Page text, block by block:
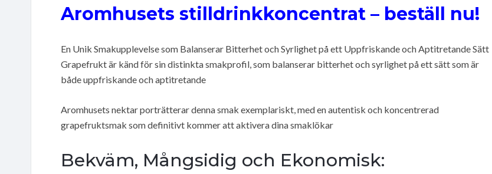
Aromhusets stilldrinkkoncentrat – beställ nu!
En Unik Smakupplevelse som Balanserar Bitterhet och Syrlighet på ett Uppfriskande och Aptitretande Sätt
Grapefrukt är känd för sin distinkta smakprofil, som balanserar bitterhet och syrlighet på ett sätt som är
både uppfriskande och aptitretande
Aromhusets nektar porträtterar denna smak exemplariskt, med en autentisk och koncentrerad
grapefruktsmak som definitivt kommer att aktivera dina smaklökar
Bekväm, Mångsidig och Ekonomisk: